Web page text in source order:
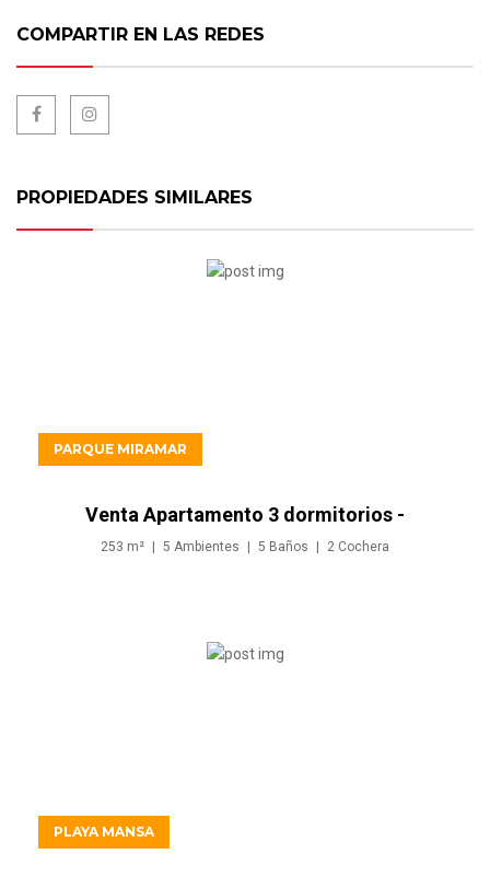
COMPARTIR EN LAS REDES
PROPIEDADES SIMILARES
PARQUE MIRAMAR
Venta Apartamento 3 dormitorios -
Parque Miramar
253 m² 5 Ambientes 5 Baños 2 Cochera
PLAYA MANSA